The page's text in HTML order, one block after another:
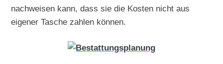
nachweisen kann, dass sie die Kosten nicht aus
eigener Tasche zahlen können.